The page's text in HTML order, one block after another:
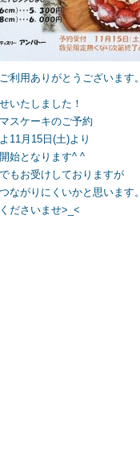
利用ありがとうございます。
いたしました！
スケーキのご予約
11月15日(土)より
始となります^ ^
もお受けしておりますが
ながりにくいかと思います。
ださいませ>_<